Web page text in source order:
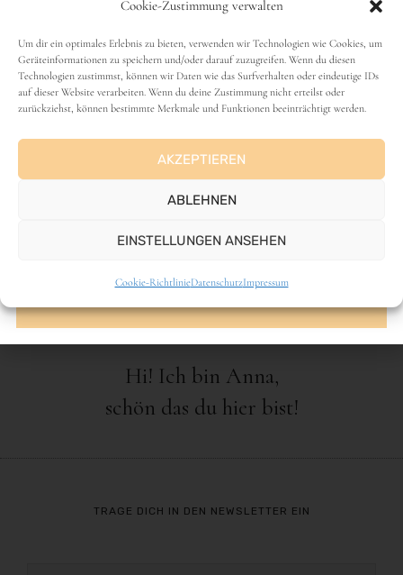
Cookie-Zustimmung verwalten
Um dir ein optimales Erlebnis zu bieten, verwenden wir Technologien wie Cookies, um
Geräteinformationen zu speichern und/oder darauf zuzugreifen. Wenn du diesen
Technologien zustimmst, können wir Daten wie das Surfverhalten oder eindeutige IDs
auf dieser Website verarbeiten. Wenn du deine Zustimmung nicht erteilst oder
zurückziehst, können bestimmte Merkmale und Funktionen beeinträchtigt werden.
AKZEPTIEREN
ABLEHNEN
EINSTELLUNGEN ANSEHEN
Cookie-RichtlinieDatenschutzImpressum
Ich freu mich über eine Bewertung
Klicke einfach auf die Sterne
Durchschnittliche Bewertung
Bewertungen:4
Bulgur, Couscous & Co,Frühstück
Hi! Ich bin Anna,
schön das du hier bist!
TRAGE DICH IN DEN NEWSLETTER EIN
Abonniere den Newsletter!
Name